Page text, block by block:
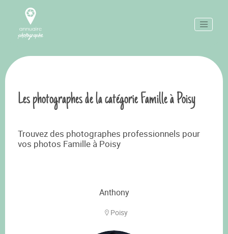
Les photographes de la catégorie Famille à Poisy
Trouvez des photographes professionnels pour
vos photos Famille à Poisy
Anthony
Poisy